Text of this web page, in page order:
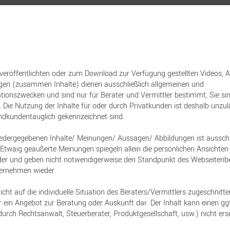
in Folge
PLUS
IDUNA Lebensversicherung AG
Bereits seit 2022 testet Franke und
allgemeine
in diesem Jahr. SI WorkLife
oder zum Download zur Verfügung gestellten Videos,
(zusammen Inhalte) dienen ausschließlich allgemeinen und
und sind nur für Berater und Vermittler bestimmt, Sie
Die Nutzung der Inhalte für oder durch Privatkunden ist deshalb
gekennzeichnet sind.
Inhalte/ Meinungen/ Aussagen/ Abbildungen ist
geäußerte Meinungen spiegeln allein die persönlichen
und geben nicht notwendigerweise den Standpunkt des
wieder.
auf die individuelle Situation des Beraters/Vermittlers
Angebot zur Beratung oder Auskunft dar. Der Inhalt kann einen
Rechtsanwalt, Steuerberater, Produktgesellschaft, usw.) nicht